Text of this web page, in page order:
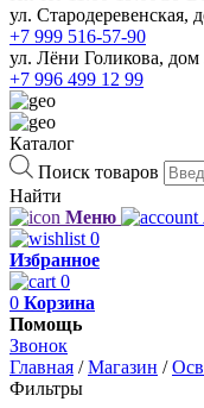
ул. Стародеревенская,
+7 999 516-57-90
ул. Лёни Голикова, дом
+7 996 499 12 99
Каталог
Поиск товаров
Найти
Меню
0
Избранное
0
0 Корзина
Помощь
Звонок
Главная /Магазин /
Фильтры